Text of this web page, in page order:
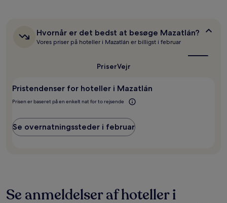
for
de
timer.
Priser
varsel.
Yderligere
Hvornår
er
Hvornår er det bedst at besøge Mazatlán?
Vores priser på hoteller i Mazatlán er billigst i februar
PriserVejr
Pristendenser for hoteller i Mazatlán
Prisen er baseret på en enkelt nat for to rejsende
Se overnatningssteder i februar
Se anmeldelser af hoteller i